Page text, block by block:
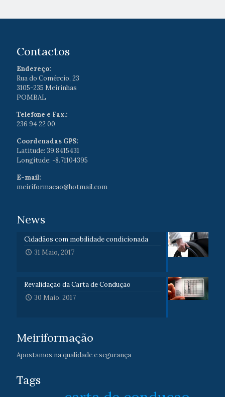
Contactos
Endereço:
Rua do Comércio, 23
3105-235 Meirinhas
POMBAL
Telefone e Fax.:
236 94 22 00
Coordenadas GPS:
Latitude: 39.8415431
Longitude: -8.71104395
E-mail:
meiriformacao@hotmail.com
News
Cidadãos com mobilidade condicionada
31 Maio, 2017
Revalidação da Carta de Condução
30 Maio, 2017
Meiriformação
Apostamos na qualidade e segurança
Tags